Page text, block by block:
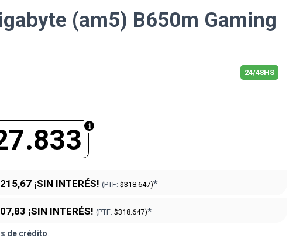
(am5) B650m Gaming
24/48HS
¡SIN INTERÉS! (PTF: $318.647)*
¡SIN INTERÉS! (PTF: $318.647)*
de crédito